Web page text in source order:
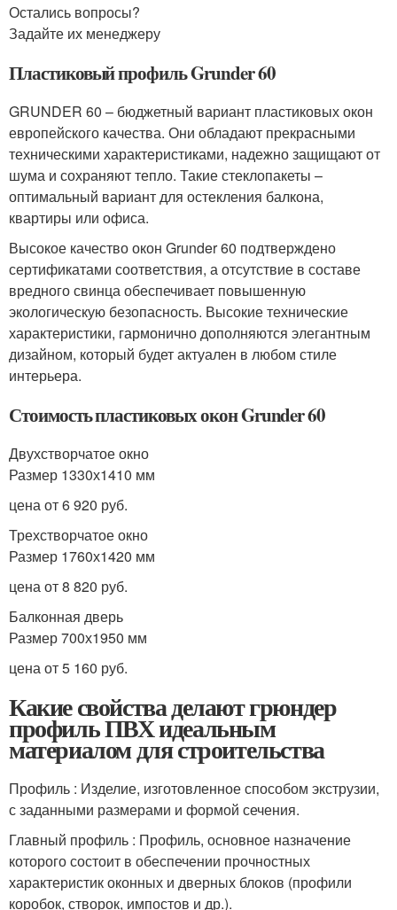
Остались вопросы?
Задайте их менеджеру
Пластиковый профиль Grunder 60
GRUNDER 60 – бюджетный вариант пластиковых окон
европейского качества. Они обладают прекрасными
техническими характеристиками, надежно защищают от
шума и сохраняют тепло. Такие стеклопакеты –
оптимальный вариант для остекления балкона,
квартиры или офиса.
Высокое качество окон Grunder 60 подтверждено
сертификатами соответствия, а отсутствие в составе
вредного свинца обеспечивает повышенную
экологическую безопасность. Высокие технические
характеристики, гармонично дополняются элегантным
дизайном, который будет актуален в любом стиле
интерьера.
Стоимость пластиковых окон Grunder 60
Двухстворчатое окно
Размер 1330х1410 мм
цена от 6 920 руб.
Трехстворчатое окно
Размер 1760х1420 мм
цена от 8 820 руб.
Балконная дверь
Размер 700х1950 мм
цена от 5 160 руб.
Какие свойства делают грюндер
профиль ПВХ идеальным
материалом для строительства
Профиль : Изделие, изготовленное способом экструзии,
с заданными размерами и формой сечения.
Главный профиль : Профиль, основное назначение
которого состоит в обеспечении прочностных
характеристик оконных и дверных блоков (профили
коробок, створок, импостов и др.).